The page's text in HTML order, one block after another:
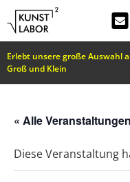
Erlebt unsere große Auswahl
Groß und Klein
« Alle Veranstaltungen
Diese Veranstaltung